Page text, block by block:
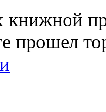
книжной
прошел